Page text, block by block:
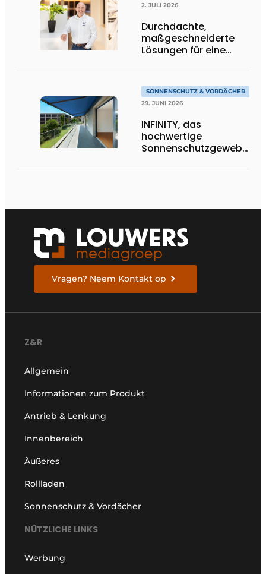
2. JULI 2026
Durchdachte,
maßgeschneiderte
Lösungen für eine
SONNENSCHUTZ & VORDÄCHER
29. JUNI 2026
INFINITY, das
hochwertige
Sonnenschutzgewebe,
Vragen? Neem Kontakt op
Z&R
Allgemein
Informationen zum Produkt
Antrieb & Lenkung
Innenbereich
Äußeres
Rollläden
Sonnenschutz & Vordächer
NÜTZLICHE LINKS
Werbung